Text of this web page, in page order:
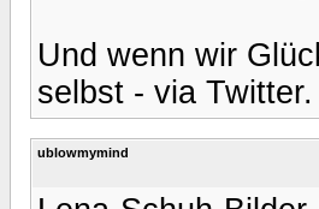
Und wenn wir
selbst - via Twitter.
ublowmymind